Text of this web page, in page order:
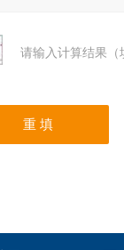
请输入计算结果（